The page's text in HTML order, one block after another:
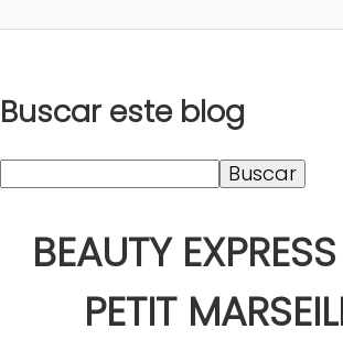
Buscar este blog
BEAUTY
PETIT